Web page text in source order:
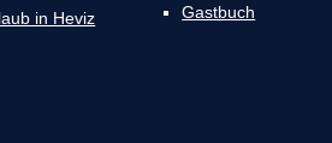
in Heviz
Gastbuch